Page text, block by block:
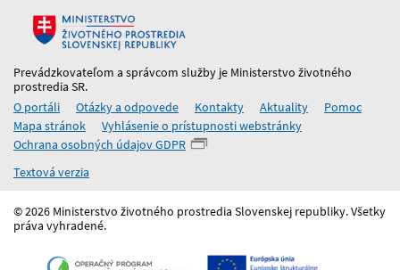
Prevádzkovateľom a správcom služby je Ministerstvo životného
prostredia SR.
O portáli
Otázky a odpovede Kontakty Aktuality
Pomoc
Mapa stránok
Vyhlásenie o prístupnosti webstránky
Ochrana osobných údajov GDPR
Textová verzia
© 2026 Ministerstvo životného prostredia Slovenskej republiky. Všetky
práva vyhradené.